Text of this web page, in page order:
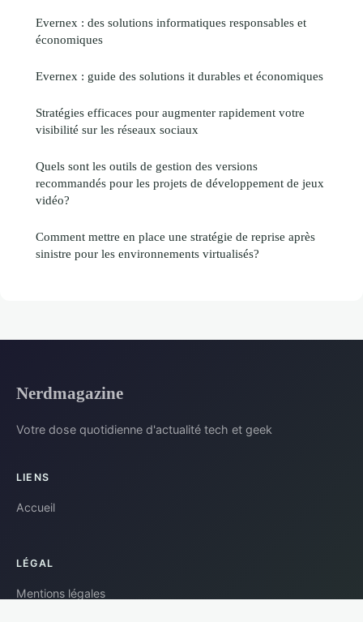
Evernex : des solutions informatiques responsables et
économiques
Evernex : guide des solutions it durables et économiques
Stratégies efficaces pour augmenter rapidement votre
visibilité sur les réseaux sociaux
Quels sont les outils de gestion des versions
recommandés pour les projets de développement de jeux
vidéo?
Comment mettre en place une stratégie de reprise après
sinistre pour les environnements virtualisés?
Nerdmagazine
Votre dose quotidienne d'actualité tech et geek
LIENS
Accueil
LÉGAL
Mentions légales